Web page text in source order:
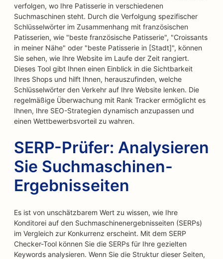
verfolgen, wo Ihre Patisserie in verschiedenen
Suchmaschinen steht. Durch die Verfolgung spezifischer
Schlüsselwörter im Zusammenhang mit französischen
Patisserien, wie "beste französische Patisserie", "Croissants
in meiner Nähe" oder "beste Patisserie in [Stadt]", können
Sie sehen, wie Ihre Website im Laufe der Zeit rangiert.
Dieses Tool gibt Ihnen einen Einblick in die Sichtbarkeit
Ihres Shops und hilft Ihnen, herauszufinden, welche
Schlüsselwörter den Verkehr auf Ihre Website lenken. Die
regelmäßige Überwachung mit Rank Tracker ermöglicht es
Ihnen, Ihre SEO-Strategien dynamisch anzupassen und
einen Wettbewerbsvorteil zu wahren.
SERP-Prüfer: Analysieren
Sie Suchmaschinen-
Ergebnisseiten
Es ist von unschätzbarem Wert zu wissen, wie Ihre
Konditorei auf den Suchmaschinenergebnisseiten (SERPs)
im Vergleich zur Konkurrenz erscheint. Mit dem SERP
Checker-Tool können Sie die SERPs für Ihre gezielten
Keywords analysieren. Wenn Sie die Struktur dieser Seiten,